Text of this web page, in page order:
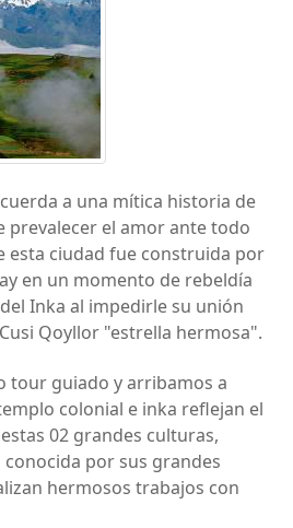
a una mítica historia de
prevalecer el amor ante todo
esta ciudad fue construida por
en un momento de rebeldía
Inka al impedirle su unión
Qoyllor "estrella hermosa".
tour guiado y arribamos a
colonial e inka reflejan el
02 grandes culturas,
por sus grandes
hermosos trabajos con